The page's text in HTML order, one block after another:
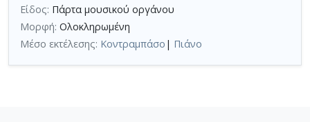
Είδος: Πάρτα μουσικού οργάνου
Μορφή: Ολοκληρωμένη
Μέσο εκτέλεσης: Κοντραμπάσο | Πιάνο